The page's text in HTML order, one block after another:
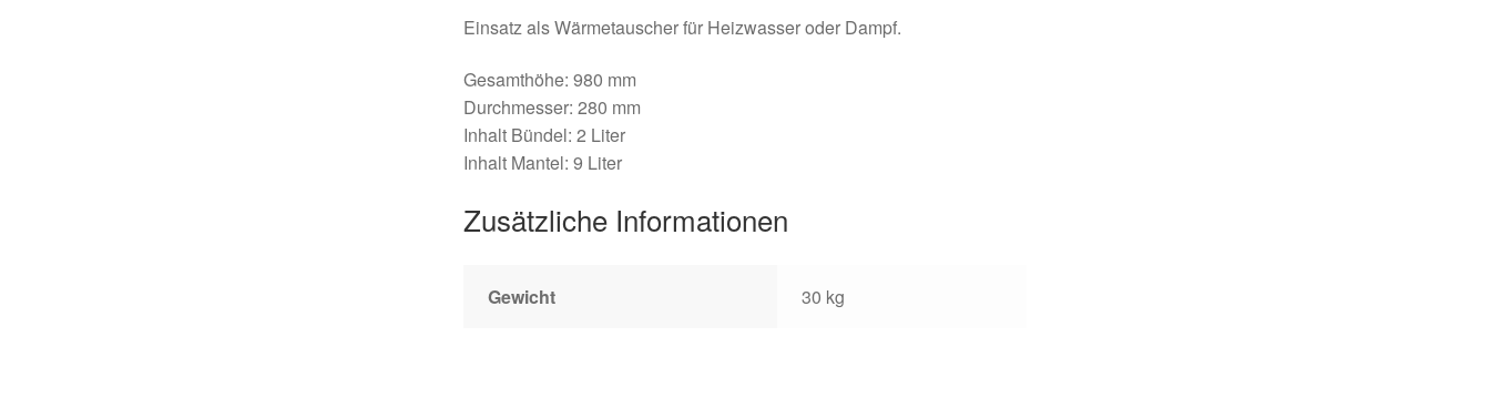
Einsatz als Wärmetauscher für Heizwasser oder Dampf.
Gesamthöhe: 980 mm
Durchmesser: 280 mm
Inhalt Bündel: 2 Liter
Inhalt Mantel: 9 Liter
Zusätzliche Informationen
Gewicht 30 kg